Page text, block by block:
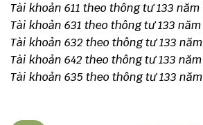
Tài khoản 611 theo thông tư 133 năm
Tài khoản 631 theo thông tư 133 năm
Tài khoản 632 theo thông tư 133
Tài khoản 642 theo thông tư 133
Tài khoản 635 theo thông tư 133